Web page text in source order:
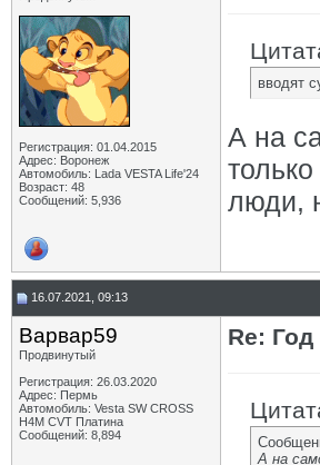
Регистрация: 01.04.2015
Адрес: Воронеж
Автомобиль: Lada VESTA Life'24
Возраст: 48
Сообщений: 5,936
вводят
А на
люди,
16.07.2021, 09:13
Варвар59
Продвинутый
Регистрация: 26.03.2020
Адрес: Пермь
Автомобиль: Vesta SW CROSS
H4M CVT Платина
Сообщений: 8,894
Re:
А на